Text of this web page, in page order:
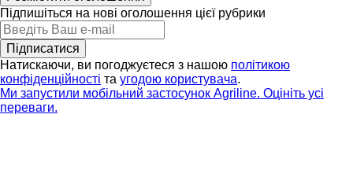
Підпишіться на нові оголошення цієї рубрики
Підписатися
Натискаючи, ви погоджуєтеся з нашою політикою
конфіденційності та угодою користувача.
Ми запустили мобільний застосунок Agriline. Оцініть усі
переваги.